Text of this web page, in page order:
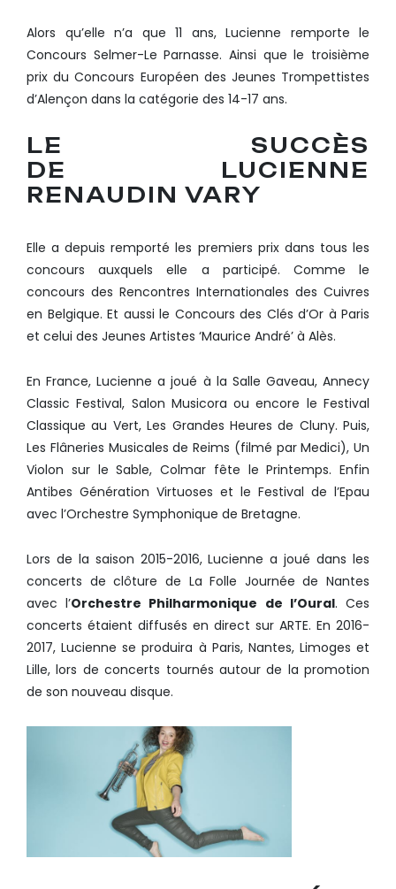
Alors qu’elle n’a que 11 ans, Lucienne remporte le
Concours Selmer-Le Parnasse. Ainsi que le troisième
prix du Concours Européen des Jeunes Trompettistes
d’Alençon dans la catégorie des 14-17 ans.
LE SUCCÈS
DE LUCIENNE
RENAUDIN VARY
Elle a depuis remporté les premiers prix dans tous les
concours auxquels elle a participé. Comme le
concours des Rencontres Internationales des Cuivres
en Belgique. Et aussi le Concours des Clés d’Or à Paris
et celui des Jeunes Artistes ‘Maurice André’ à Alès.
En France, Lucienne a joué à la Salle Gaveau, Annecy
Classic Festival, Salon Musicora ou encore le Festival
Classique au Vert, Les Grandes Heures de Cluny. Puis,
Les Flâneries Musicales de Reims (filmé par Medici), Un
Violon sur le Sable, Colmar fête le Printemps. Enfin
Antibes Génération Virtuoses et le Festival de l’Epau
avec l’Orchestre Symphonique de Bretagne.
Lors de la saison 2015-2016, Lucienne a joué dans les
concerts de clôture de La Folle Journée de Nantes
avec l’Orchestre Philharmonique de l’Oural. Ces
concerts étaient diffusés en direct sur ARTE. En 2016-
2017, Lucienne se produira à Paris, Nantes, Limoges et
Lille, lors de concerts tournés autour de la promotion
de son nouveau disque.